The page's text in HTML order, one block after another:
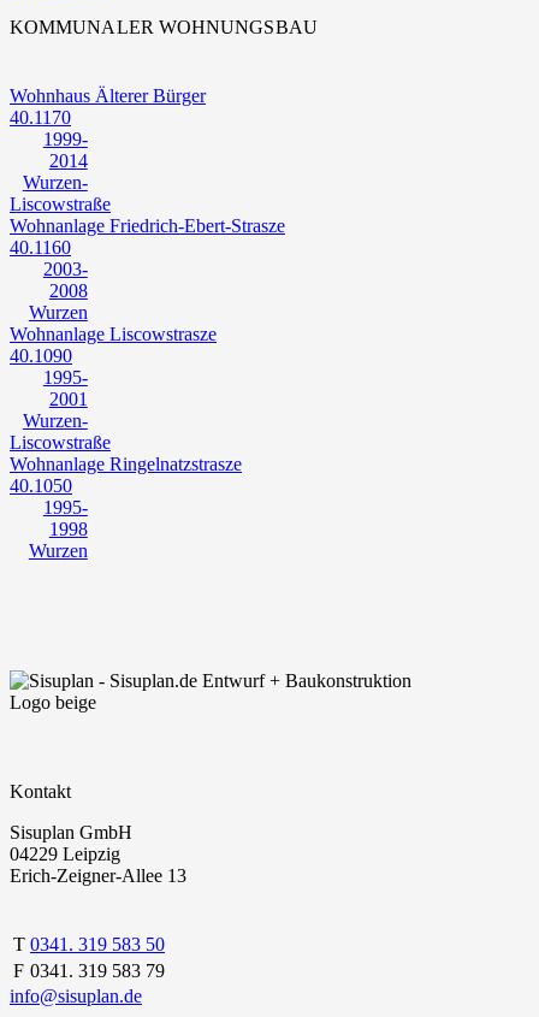
KOMMUNALER WOHNUNGSBAU
Wohnhaus Älterer Bürger
40.1170
1999-
2014
Wurzen-
Liscowstraße
Wohnanlage Friedrich-Ebert-Strasze
40.1160
2003-
2008
Wurzen
Wohnanlage Liscowstrasze
40.1090
1995-
2001
Wurzen-
Liscowstraße
Wohnanlage Ringelnatzstrasze
40.1050
1995-
1998
Wurzen
Kontakt
Sisuplan GmbH
04229 Leipzig
Erich-Zeigner-Allee 13
T 0341. 319 583 50
F 0341. 319 583 79
info@sisuplan.de